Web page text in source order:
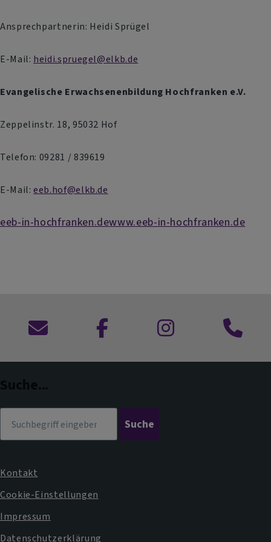
Ansprechpartnerin: Heidi Sprügel
E-Mail: heidi.spruegel@elkb.de
Evangelische Erwachsenenbildung Hochfranken e.V.
Zeppelinstr. 18, 95032 Hof
Telefon: 09281 / 839619
E-Mail:eeb.hof@elkb.de
eeb-in-hochfranken.dewww.eeb-in-hochfranken.de
Kontaktformular
zu
zu
Anruf
Fußbereichsmenü
Kontakt
Cookie-Einstellungen
Impressum
Datenschutzerklärung